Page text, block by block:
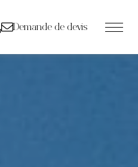
Demande de devis